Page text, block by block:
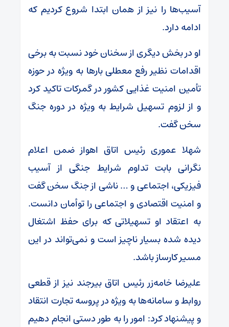
آسیب‌ها را نیز از همان ابتدا شروع کردیم که
ادامه دارد.
او در بخش دیگری از سخنان خود نسبت به برخی
اقدامات نظیر رفع معطلی بار‌ها به ویژه در حوزه
تأمین امنیت غذایی کشور در گمرکات تاکید کرد
و از لزوم تسهیل شرایط به ویژه در دوره جنگ
سخن گفت.
شهلا عموری رئیس اتاق اهواز ضمن اعلام
نگرانی بابت تداوم شرایط جنگی از آسیب
فیزیکی، اجتماعی و … ناشی از جنگ سخن گفت
و امنیت اقتصادی و اجتماعی را توأمان دانست.
به اعتقاد او تسهیلاتی که برای حفظ اشتغال
دیده شده بسیار ناچیز است و نمی‌تواند در این
مسیر کارساز باشد.
علیرضا خامه‌زر رئیس اتاق بیرجند نیز از قطعی
روابط و سامانه‌ها به ویژه در پروسه تجارت انتقاد
و پیشنهاد کرد: امور را به طور دستی انجام دهیم